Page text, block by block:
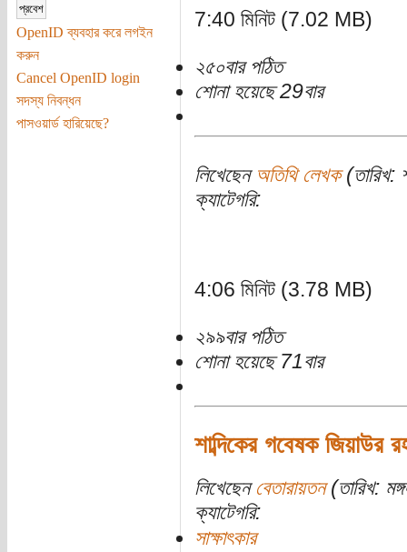
OpenID ব্যবহার করে লগইন
করুন
Cancel OpenID login
সদস্য নিবন্ধন
পাসওয়ার্ড হারিয়েছে?
7:40 মিনিট (7.02 MB)
২৫০বার পঠিত
শোনা হয়েছে 29বার
লিখেছেন অতিথি লেখক(তারিখ:
ক্যাটেগরি:
4:06 মিনিট (3.78 MB)
২৯৯বার পঠিত
শোনা হয়েছে 71বার
শাব্দিকের গবেষক জিয়াউর
লিখেছেন বেতারায়তন(তারিখ:
ক্যাটেগরি:
সাক্ষাৎকার